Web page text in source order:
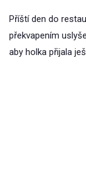
Příští den do
překvapením
aby holka přijala